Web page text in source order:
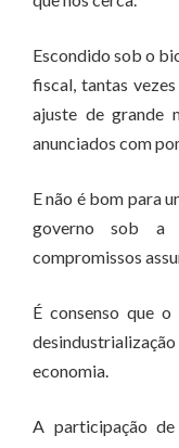
Escondido sob o
fiscal, tantas
ajuste de grande
anunciados com
E não é bom para
governo sob a
compromissos
É consenso que
economia.
A participação